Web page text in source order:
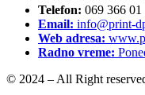
Telefon: 069 366 01
Email: info@print-
Web adresa:
Radno vreme:
© 2024 – All Right